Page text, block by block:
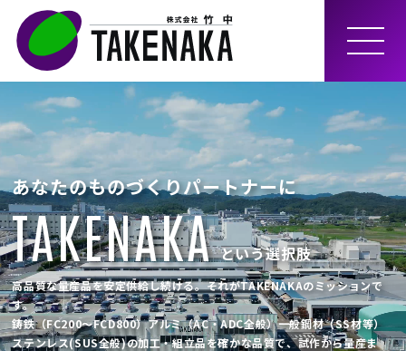
MEN
あなたのものづくりパートナーに
TAKENAKAという選択肢
高品質な量産品を安定供給し続ける。それがTAKENAKAのミッションで
す。
鋳鉄（FC200～FCD800）アルミ（AC・ADC全般）一般鋼材（SS材等）
ステンレス(SUS全般)の加工・組立品を確かな品質で、試作から量産ま